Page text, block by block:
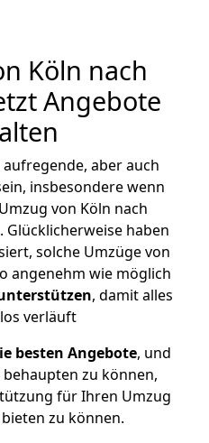
Köln nach
Angebote
aber auch
insbesondere wenn
von Köln nach
haben
solche Umzüge von
angenehm wie möglich
, damit alles
verläuft
besten Angebote, und
zu können,
für Ihren Umzug
zu können.